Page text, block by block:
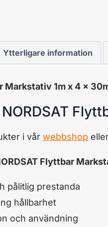
Ytterligare information
Markstativ 1m x 4 x
i vår webbshop
Flyttbar
pålitlig prestanda
hållbarhet
och användning